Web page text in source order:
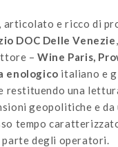
articolato e ricco di
DOC Delle Venezie
–Wine Paris,
enologico italiano e
restituendo una
geopolitiche e
tempo
degli operatori.